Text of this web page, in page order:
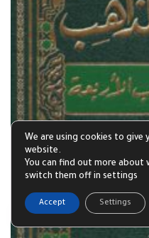
We are using cookies to give
website.
You can find out more about
switch them off in settings
Accept Settings
Open
1